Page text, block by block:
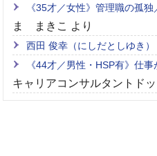
《35才／女性》管理職の孤
ま まきこ より
西田 俊幸（にしだとしゆき）
《44才／男性・HSP有》仕
キャリアコンサルタントド